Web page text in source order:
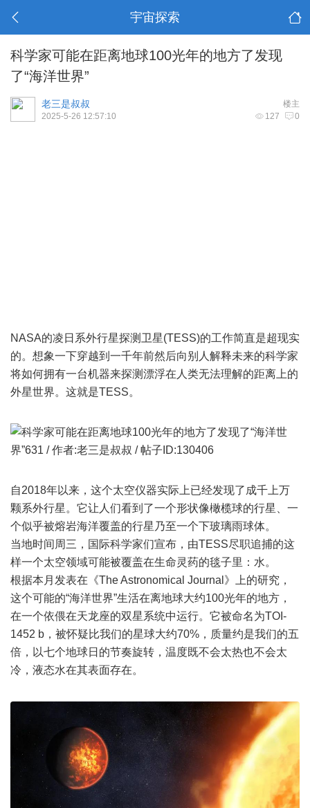
宇宙探索
科学家可能在距离地球100光年的地方了发现
了“海洋世界”
楼主
老三是叔叔
127 0
2025-5-26 12:57:10
NASA的凌日系外行星探测卫星(TESS)的工作简直是超现实
的。想象一下穿越到一千年前然后向别人解释未来的科学家
将如何拥有一台机器来探测漂浮在人类无法理解的距离上的
外星世界。这就是TESS。
自2018年以来，这个太空仪器实际上已经发现了成千上万
颗系外行星。它让人们看到了一个形状像橄榄球的行星、一
个似乎被熔岩海洋覆盖的行星乃至一个下玻璃雨球体。
当地时间周三，国际科学家们宣布，由TESS尽职追捕的这
样一个太空领域可能被覆盖在生命灵药的毯子里：水。
根据本月发表在《The Astronomical Journal》上的研究，
这个可能的“海洋世界”生活在离地球大约100光年的地方，
在一个依偎在天龙座的双星系统中运行。它被命名为TOI-
1452 b，被怀疑比我们的星球大约70%，质量约是我们的五
倍，以七个地球日的节奏旋转，温度既不会太热也不会太
冷，液态水在其表面存在。